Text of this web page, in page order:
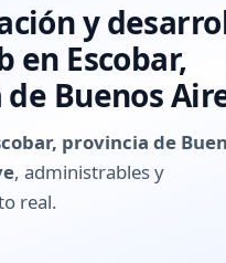
y
en Escobar,
Buenos
provincia de
, administrables y
real.